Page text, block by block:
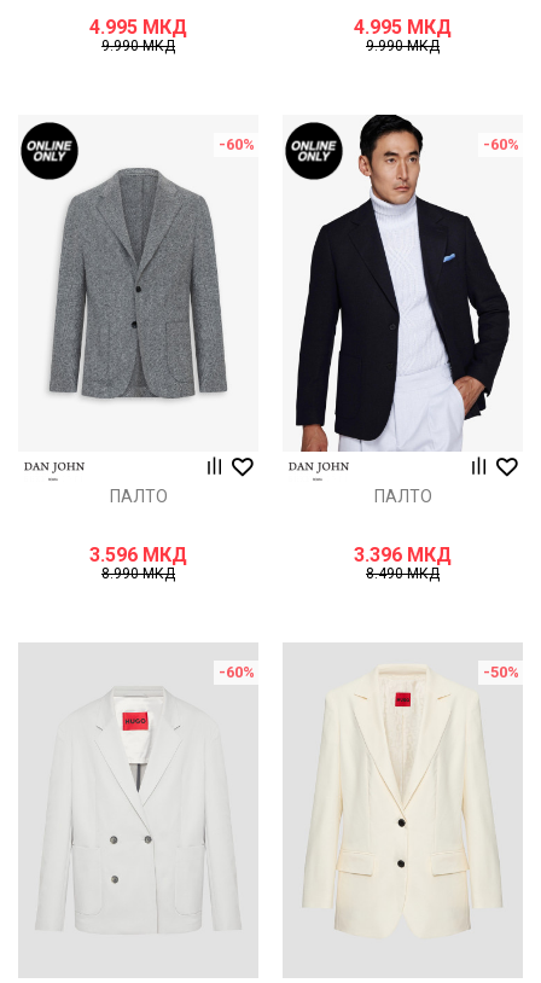
4.995 МКД
9.990МКД
4.995 МКД
9.990МКД
-60%
ПАЛТО
3.596 МКД
8.990МКД
-60%
ПАЛТО
3.396 МКД
8.490МКД
-60% -50%